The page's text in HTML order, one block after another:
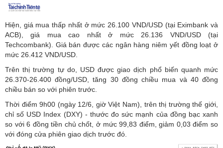
Hiện, giá mua thấp nhất ở mức 26.100 VND/USD (tại Eximbank và
ACB), giá mua cao nhất ở mức 26.136 VND/USD (tại
Techcombank). Giá bán được các ngân hàng niêm yết đồng loạt ở
mức 26.412 VND/USD.
Trên thị trường tự do, USD được giao dịch phổ biến quanh mức
26.370-26.400 đồng/USD, tăng 30 đồng chiều mua và 40 đồng
chiều bán so với phiên trước.
Thời điểm 9h00 (ngày 12/6, giờ Việt Nam), trên thị trường thế giới,
chỉ số USD Index (DXY) - thước đo sức mạnh của đồng bạc xanh
so với 6 đồng tiền chủ chốt, ở mức 99,83 điểm, giảm 0,03 điểm so
với đóng cửa phiên giao dịch trước đó.